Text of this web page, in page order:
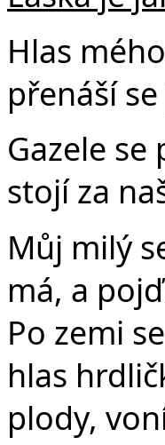
Hlas
přenáší
Gazele
stojí za
Můj milý
má, a
Po zemi
hlas
plody,